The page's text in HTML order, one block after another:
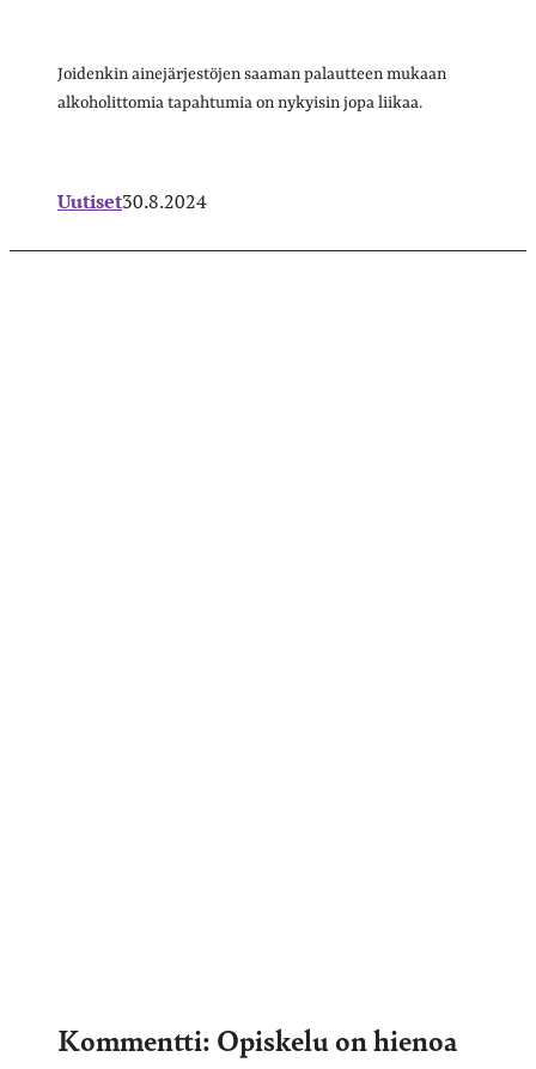
Joidenkin ainejärjestöjen saaman palautteen mukaan
alkoholittomia tapahtumia on nykyisin jopa liikaa.
Uutiset30.8.2024
Kommentti: Opiskelu on hienoa